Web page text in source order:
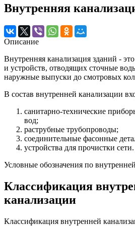
Внутренняя
Описание
Внутренняя канализация зданий -
и устройств, отводящих сточные
наружные выпуски до смотровых
В состав внутренней канализации
санитарно-технические
вод;
раструбные трубопроводы;
соединительные фасонные
устройства для прочистки сети.
Условные обозначения по
Классификация
канализации
Классификация внутренней